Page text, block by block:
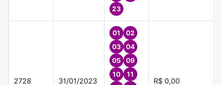
23
2728 31/01/2023
01
02
03
04
05
09
10
11
R$ 0,00